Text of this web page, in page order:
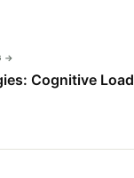
→
Cognitive Load